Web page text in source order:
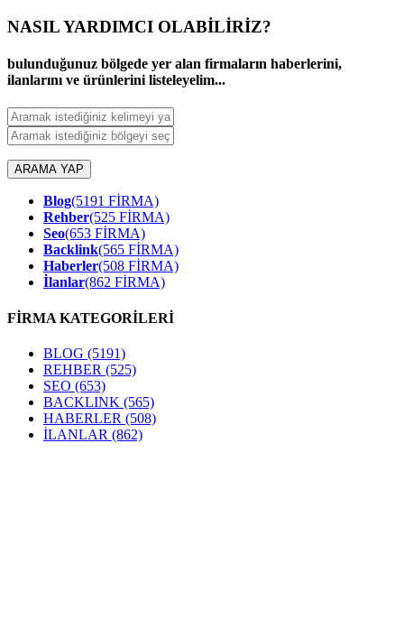
NASIL YARDIMCI OLABİLİRİZ?
bulunduğunuz bölgede yer alan firmaların haberlerini,
ilanlarını ve ürünlerini listeleyelim...
ARAMA YAP
Blog(5191 FİRMA)
Rehber(525 FİRMA)
Seo(653 FİRMA)
Backlink(565 FİRMA)
Haberler(508 FİRMA)
İlanlar(862 FİRMA)
FİRMA KATEGORİLERİ
BLOG (5191)
REHBER (525)
SEO (653)
BACKLINK (565)
HABERLER (508)
İLANLAR (862)